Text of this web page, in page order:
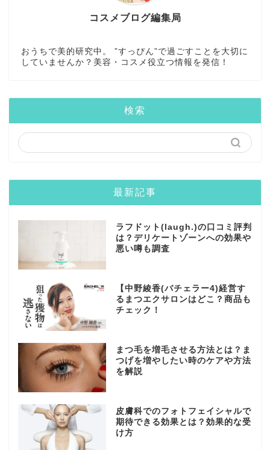
コスメブログ編集局
おうちで美的研究中。 ”すっぴん”で過ごすことを大切に
していませんか？美容・コスメ役立つ情報を発信！
検索
最新記事
ラフドット(laugh.)の口コミ評判
は？デリケートゾーンへの効果や
悪い噂も調査
【中野綾香(バチェラー4)経営す
るまつエクサロンはどこ？商品も
チェック！
まつ毛を増毛させる方法とは？ま
つげを増やしたい時のケアや方法
を解説
皮膚科でのフォトフェイシャルで
期待できる効果とは？効果的な受
け方